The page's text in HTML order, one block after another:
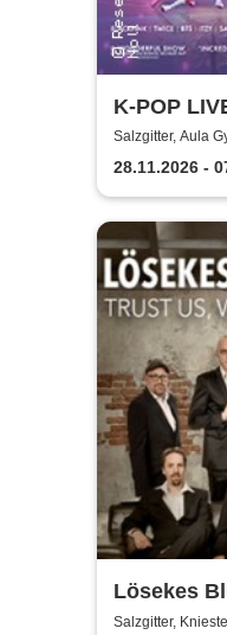
K-POP
Moves.
Salzgitter, Aula
28.11.2026 -
Lösekes
Salzgitter,